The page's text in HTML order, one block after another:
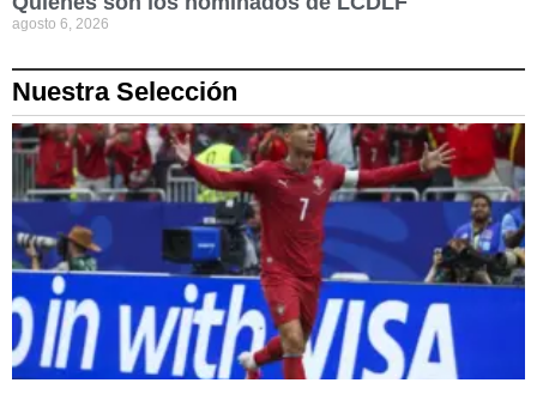
agosto 6, 2026
Nuestra Selección